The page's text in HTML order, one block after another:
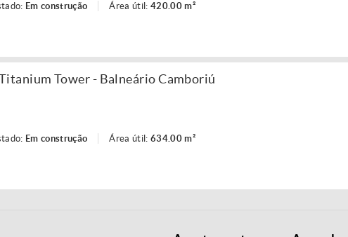
Em construção Área útil: 420.00 m²
Tower - Balneário Camboriú
Em construção Área útil: 634.00 m²